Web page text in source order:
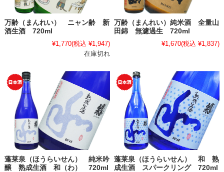
万齢（まんれい） ニャン齢 新
酒生酒 720ml
¥1,770(税込 ¥1,947)
在庫切れ
万齢（まんれい）純米酒 全量山
田錦 無濾過生 720ml
¥1,670(税込 ¥1,837)
蓬莱泉（ほうらいせん） 純米吟
醸 熟成生酒 和（わ） 720ml
蓬莱泉（ほうらいせん） 和 熟
成生酒 スパークリング 720ml